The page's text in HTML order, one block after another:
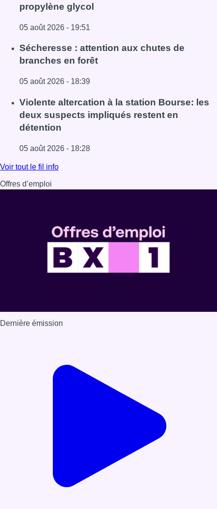
propylène glycol
05 août 2026 - 19:51
Lire l'article Le siège bruxellois d’AXA fermé plusieurs
Sécheresse : attention aux chutes de
branches en forêt
05 août 2026 - 18:39
Lire l'article Sécheresse : attention aux chutes de
Violente altercation à la station Bourse: les
deux suspects impliqués restent en
détention
05 août 2026 - 18:28
Lire l'article Violente altercation à la station Bourse: les
Voir tout le fil info
Offres d’emploi
Dernière émission